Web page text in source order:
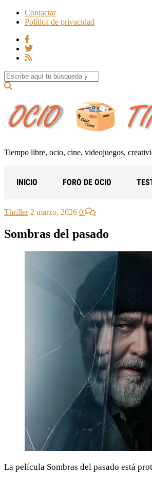
Contactar
Política de privacidad
Search for:
Tiempo libre, ocio, cine, videojuegos,
INICIO FORO DE OCIO
Thriller 2 marzo, 2026 0
Sombras del pasado
La película Sombras del pasado está